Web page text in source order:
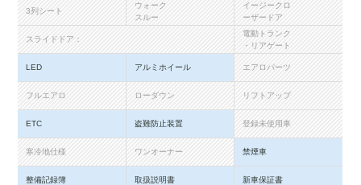
3列シート
ウォーク
スルー
イージークロ
ーザードア
スライドドア：
電動トランク
・リアゲート
LED アルミホイール エアロパーツ
フルエアロ ローダウン リフトアップ
ETC 盗難防止装置 登録未使用車
寒冷地仕様 ワンオーナー 禁煙車
整備記録簿 取扱説明書 新車保証書